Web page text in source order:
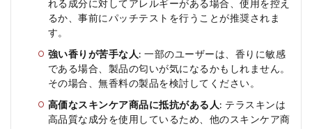
れる成分に対してアレルギーがある場合、使用を控え
るか、事前にパッチテストを行うことが推奨されま
す。
強い香りが苦手な人: 一部のユーザーは、香りに敏感
である場合、製品の匂いが気になるかもしれません。
その場合、無香料の製品を検討してください。
高価なスキンケア商品に抵抗がある人: テラスキンは
高品質な成分を使用しているため、他のスキンケア商